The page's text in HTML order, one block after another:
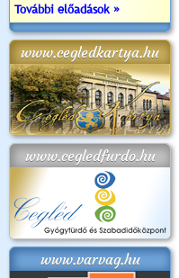
További előadások »
www.cegledkartya.hu
www.cegledfurdo.hu
www.varvag.hu